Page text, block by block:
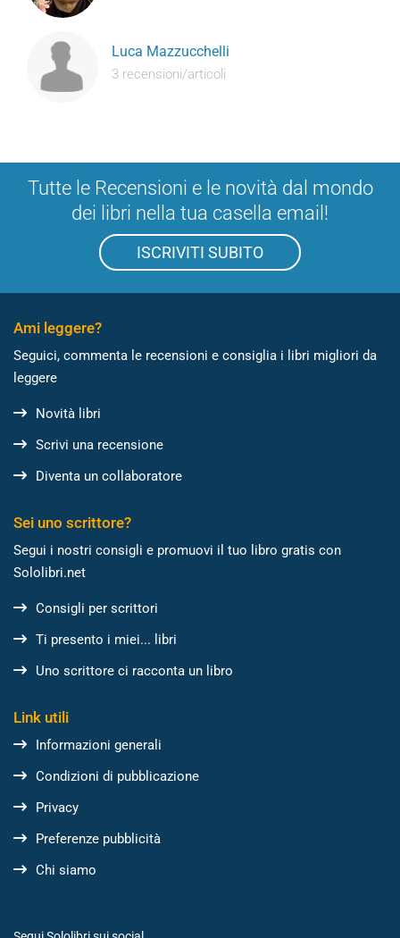
Luca Mazzucchelli
3 recensioni/articoli
Tutte le Recensioni e le novità dal mondo
dei libri nella tua casella email!
ISCRIVITI SUBITO
Ami leggere?
Seguici, commenta le recensioni e consiglia i libri migliori da
leggere
Novità libri
Scrivi una recensione
Diventa un collaboratore
Sei uno scrittore?
Segui i nostri consigli e promuovi il tuo libro gratis con
Sololibri.net
Consigli per scrittori
Ti presento i miei... libri
Uno scrittore ci racconta un libro
Link utili
Informazioni generali
Condizioni di pubblicazione
Privacy
Preferenze pubblicità
Chi siamo